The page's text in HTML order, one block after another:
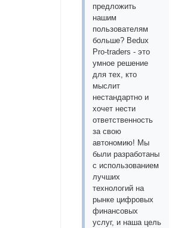
предложить
нашим
пользователям
больше? Bedux
Pro-traders - это
умное решение
для тех, кто
мыслит
нестандартно и
хочет нести
ответственность
за свою
автономию! Мы
были разработаны
с использованием
лучших
технологий на
рынке цифровых
финансовых
услуг, и наша цель